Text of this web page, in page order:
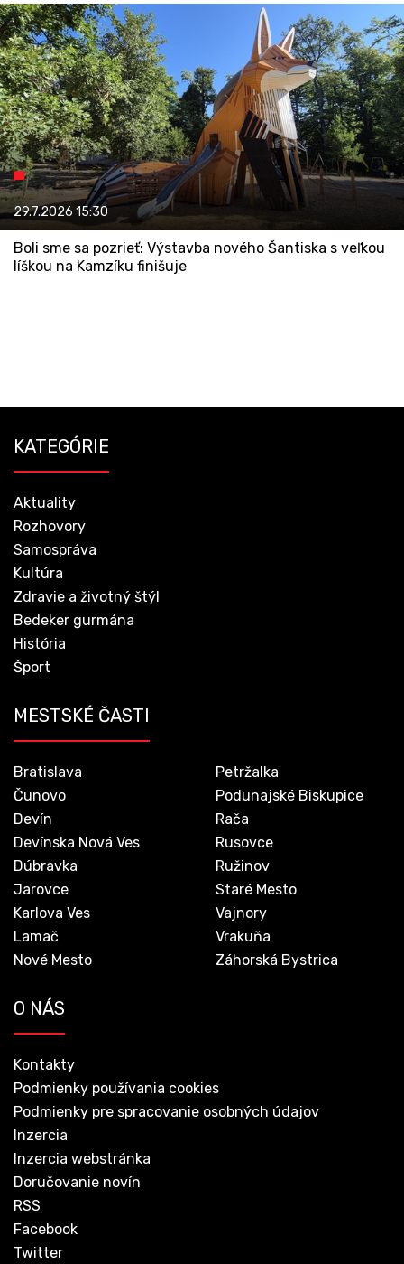
29.7.2026 15:30
Boli sme sa pozrieť: Výstavba nového Šantiska s veľkou
líškou na Kamzíku finišuje
KATEGÓRIE
Aktuality
Rozhovory
Samospráva
Kultúra
Zdravie a životný štýl
Bedeker gurmána
História
Šport
MESTSKÉ ČASTI
Bratislava
Čunovo
Devín
Devínska Nová Ves
Dúbravka
Jarovce
Karlova Ves
Lamač
Nové Mesto
Petržalka
Podunajské Biskupice
Rača
Rusovce
Ružinov
Staré Mesto
Vajnory
Vrakuňa
Záhorská Bystrica
O NÁS
Kontakty
Podmienky používania cookies
Podmienky pre spracovanie osobných údajov
Inzercia
Inzercia webstránka
Doručovanie novín
RSS
Facebook
Twitter